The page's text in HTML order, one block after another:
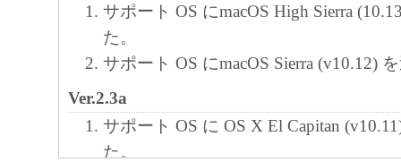
サポート OS にmacOS High Sierra
た。
サポート OS にmacOS Sierra (v10.12)
Ver.2.3a
サポート OS に OS X El Capitan
た。